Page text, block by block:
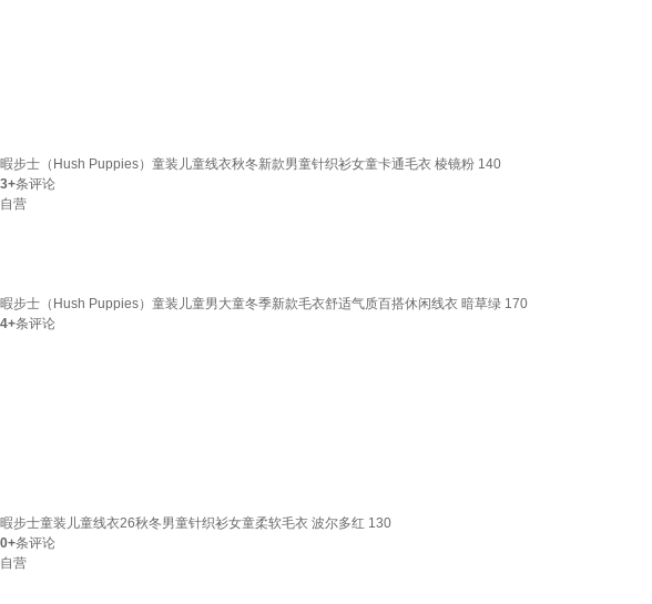
暇步士（Hush Puppies）童装儿童线衣秋冬新款男童针织衫女童卡通毛衣 棱镜粉 140
3+条评论
自营
暇步士（Hush Puppies）童装儿童男大童冬季新款毛衣舒适气质百搭休闲线衣 暗草绿 170
4+条评论
暇步士童装儿童线衣26秋冬男童针织衫女童柔软毛衣 波尔多红 130
0+条评论
自营